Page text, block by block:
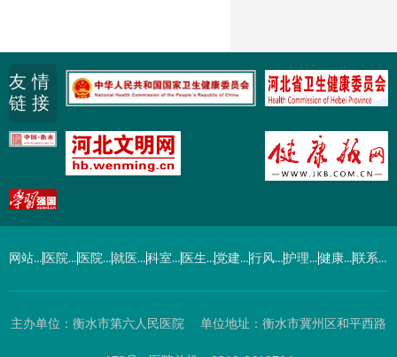
网站首页 医院概况 医院动态 就医指南 科室导航 医生介绍 党建工作 行风建设 护理园地 健康园地 联系我们
主办单位：衡水市第六人民医院 单位地址：衡水市冀州区和平西路
友 情
链 接